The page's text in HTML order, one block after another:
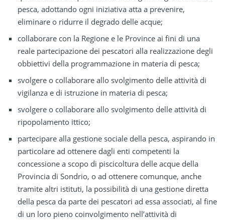
pesca, adottando ogni iniziativa atta a prevenire,
eliminare o ridurre il degrado delle acque;
collaborare con la Regione e le Province ai fini di una
reale partecipazione dei pescatori alla realizzazione degli
obbiettivi della programmazione in materia di pesca;
svolgere o collaborare allo svolgimento delle attività di
vigilanza e di istruzione in materia di pesca;
svolgere o collaborare allo svolgimento delle attività di
ripopolamento ittico;
partecipare alla gestione sociale della pesca, aspirando in
particolare ad ottenere dagli enti competenti la
concessione a scopo di piscicoltura delle acque della
Provincia di Sondrio, o ad ottenere comunque, anche
tramite altri istituti, la possibilità di una gestione diretta
della pesca da parte dei pescatori ad essa associati, al fine
di un loro pieno coinvolgimento nell’attività di